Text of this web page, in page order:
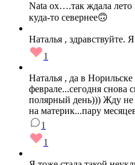
Nata ох….так ждала лето
куда-то севернее🙃
Наталья , здравствуйте.
1
Наталья , да в
феврале...сегодня снова
полярный день))) Жду не
на материк...пару
1
1